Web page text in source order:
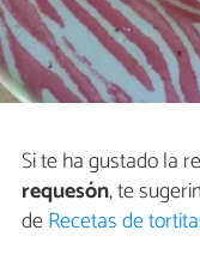
Si te ha gustado la
requesón, te
deRecetas de